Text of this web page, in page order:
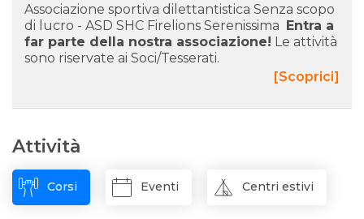
Associazione sportiva dilettantistica Senza scopo
di lucro - ASD SHC Firelions Serenissima Entra a
far parte della nostra associazione! Le attività
sono riservate ai Soci/Tesserati.
[Scoprici]
Attività
Corsi Eventi Centri estivi